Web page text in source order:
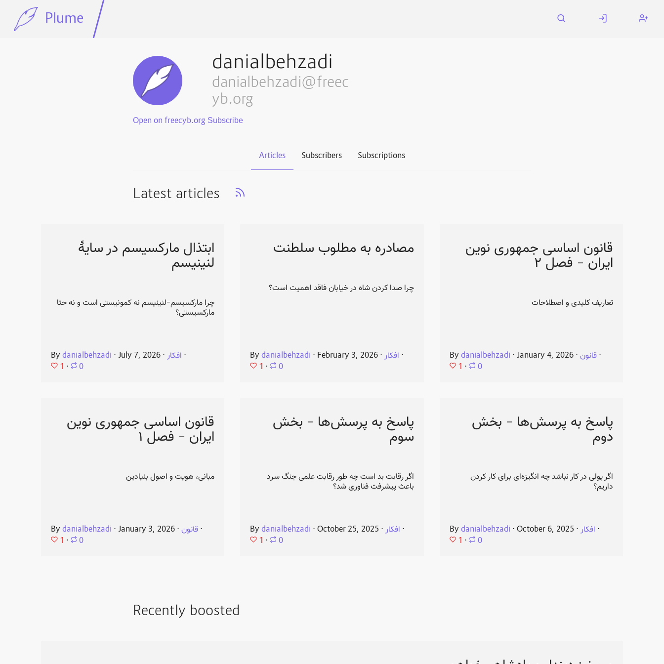
Plume
danialbehzadi
danialbehzadi@freec
yb.org
Open on freecyb.org
Articles Subscribers Subscriptions
Latest articles
ابتذال مارکسیسم در سایهٔ
لنینیسم
چرا مارکسیسم-لنینیسم نه کمونیستی است و نه حتا
مارکسیستی؟
Bydanialbehzadi ⋅ July 7, 2026 ⋅ افکار ⋅
1 ⋅ 0
مصادره به مطلوب سلطنت
چرا صدا کردن شاه در خیابان فاقد اهمیت است؟
Bydanialbehzadi ⋅ February 3, 2026 ⋅ افکار ⋅
1 ⋅ 0
قانون اساسی جمهوری نوین
ایران - فصل ۲
تعاریف کلیدی و اصطلاحات
By danialbehzadi ⋅ January 4, 2026⋅ قانون⋅
1 ⋅ 0
قانون اساسی جمهوری نوین
ایران - فصل ۱
مبانی، هویت و اصول بنیادین
Bydanialbehzadi ⋅ January 3, 2026 ⋅قانون ⋅
1 ⋅ 0
پاسخ به پرسش‌ها - بخش
سوم
اگر رقابت بد است چه طور رقابت علمی جنگ سرد
باعث پیشرفت فناوری شد؟
Bydanialbehzadi ⋅October 25, 2025 ⋅ افکار ⋅
1 ⋅ 0
پاسخ به پرسش‌ها - بخش
دوم
اگر پولی در کار نباشد چه انگیزه‌ای برای کار کردن
داریم؟
By danialbehzadi ⋅ October 6, 2025 ⋅ افکار ⋅
1 ⋅ 0
Recently boosted